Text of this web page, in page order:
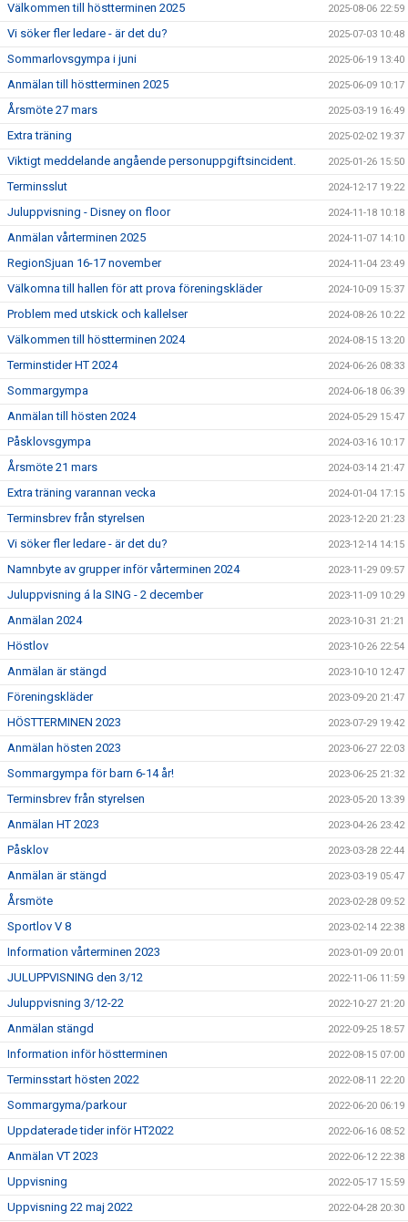
Välkommen till höstterminen 2025 2025-08-06 22:59
Vi söker fler ledare - är det du? 2025-07-03 10:48
Sommarlovsgympa i juni 2025-06-19 13:40
Anmälan till höstterminen 2025 2025-06-09 10:17
Årsmöte 27 mars 2025-03-19 16:49
Extra träning 2025-02-02 19:37
Viktigt meddelande angående personuppgiftsincident. 2025-01-26 15:50
Terminsslut 2024-12-17 19:22
Juluppvisning - Disney on floor 2024-11-18 10:18
Anmälan vårterminen 2025 2024-11-07 14:10
RegionSjuan 16-17 november 2024-11-04 23:49
Välkomna till hallen för att prova föreningskläder 2024-10-09 15:37
Problem med utskick och kallelser 2024-08-26 10:22
Välkommen till höstterminen 2024 2024-08-15 13:20
Terminstider HT 2024 2024-06-26 08:33
Sommargympa 2024-06-18 06:39
Anmälan till hösten 2024 2024-05-29 15:47
Påsklovsgympa 2024-03-16 10:17
Årsmöte 21 mars 2024-03-14 21:47
Extra träning varannan vecka 2024-01-04 17:15
Terminsbrev från styrelsen 2023-12-20 21:23
Vi söker fler ledare - är det du? 2023-12-14 14:15
Namnbyte av grupper inför vårterminen 2024 2023-11-29 09:57
Juluppvisning á la SING - 2 december 2023-11-09 10:29
Anmälan 2024 2023-10-31 21:21
Höstlov 2023-10-26 22:54
Anmälan är stängd 2023-10-10 12:47
Föreningskläder 2023-09-20 21:47
HÖSTTERMINEN 2023 2023-07-29 19:42
Anmälan hösten 2023 2023-06-27 22:03
Sommargympa för barn 6-14 år! 2023-06-25 21:32
Terminsbrev från styrelsen 2023-05-20 13:39
Anmälan HT 2023 2023-04-26 23:42
Påsklov 2023-03-28 22:44
Anmälan är stängd 2023-03-19 05:47
Årsmöte 2023-02-28 09:52
Sportlov V 8 2023-02-14 22:38
Information vårterminen 2023 2023-01-09 20:01
JULUPPVISNING den 3/12 2022-11-06 11:59
Juluppvisning 3/12-22 2022-10-27 21:20
Anmälan stängd 2022-09-25 18:57
Information inför höstterminen 2022-08-15 07:00
Terminsstart hösten 2022 2022-08-11 22:20
Sommargyma/parkour 2022-06-20 06:19
Uppdaterade tider inför HT2022 2022-06-16 08:52
Anmälan VT 2023 2022-06-12 22:38
Uppvisning 2022-05-17 15:59
Uppvisning 22 maj 2022 2022-04-28 20:30